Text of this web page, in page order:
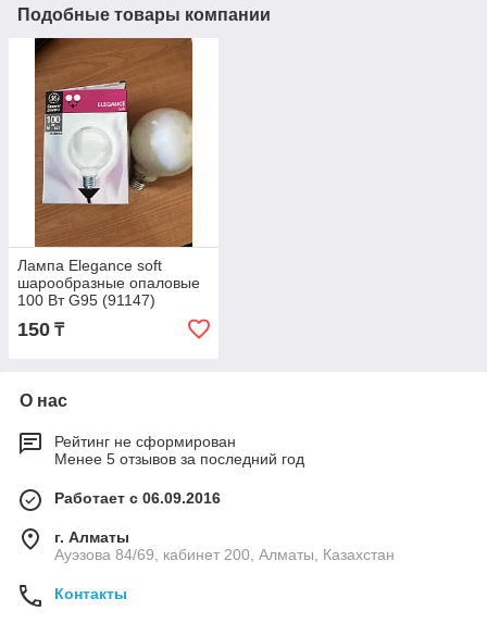
Подобные товары компании
Лампа Elegance soft
шарообразные опаловые
100 Вт G95 (91147)
150 ₸
О нас
Рейтинг не сформирован
Менее 5 отзывов за последний год
Работает с 06.09.2016
г. Алматы
Ауэзова 84/69, кабинет 200, Алматы, Казахстан
Контакты